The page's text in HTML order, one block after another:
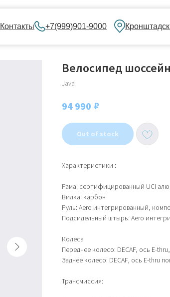
+7(999)901-9000 Кронштадский бульвар,
Велосипед
Java
94 990 ₽
Out of stock
Характеристики :
Рама: сертифицированный UCI
Вилка: карбон
Руль: Aero интегрированный,
Подсидельный штырь: Aero
Колеса
Переднее колесо: DECAF, ось E-
Заднее колесо: DECAF, ось E-thru
Трансмиссия: